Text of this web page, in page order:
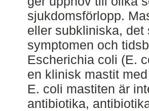
sjukdomsförlopp.
eller subkliniska, det
symptomen och
Escherichia coli (E.
en klinisk mastit
E. coli mastiten är
antibiotika,